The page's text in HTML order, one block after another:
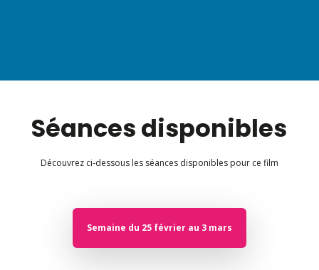
Séances disponibles
Découvrez ci-dessous les séances disponibles pour ce film
Semaine du 25 février au 3 mars